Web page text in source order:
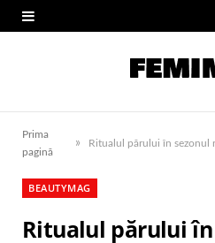
Prima
pagină
»
BEAUTYMAG
Ritualul părului în